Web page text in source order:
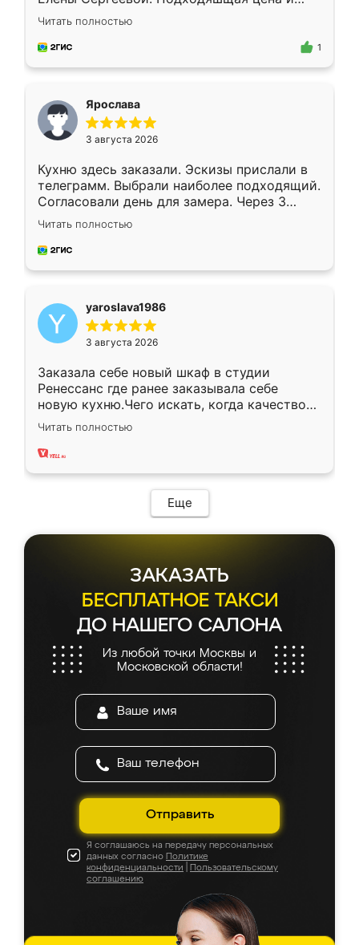
короткие сроки изготовления. Приехавший
для замера сотрудник Владислав
предложил по моему эскизу самый
Читать полностью
1
Ярослава
3 августа 2026
Кухню здесь заказали. Эскизы прислали в
телеграмм. Выбрали наиболее подходящий.
Согласовали день для замера. Через 3
недели кухня была уже готова. Остались
довольны работой. Спасибо Ренессанс
мебель за качественную работу!
Читать полностью
yaroslava1986
3 августа 2026
Заказала себе новый шкаф в студии
Ренессанс где ранее заказывала себе
новую кухню.Чего искать, когда качеством
вполне довольна. Служит кухня уже почти
два года, нареканий нет.
Читать полностью
Еще
ЗАКАЗАТЬ
БЕСПЛАТНОЕ ТАКСИ
ДО НАШЕГО САЛОНА
Из любой точки Москвы и
Московской области!
Отправить
Я соглашаюсь на передачу персональных
данных согласно Политике
конфиденциальности
Пользовательскому
соглашению